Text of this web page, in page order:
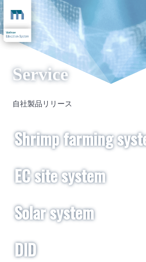
Service​
自社製品リリース
Shrimp farming
EC site system
Solar system
DID